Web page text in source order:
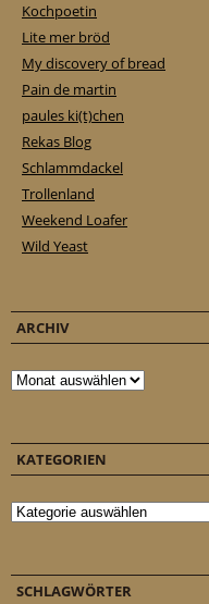
Kochpoetin
Lite mer bröd
My discovery of bread
Pain de martin
paules ki(t)chen
Rekas Blog
Schlammdackel
Trollenland
Weekend Loafer
Wild Yeast
ARCHIV
Archiv
KATEGORIEN
Kategorien
SCHLAGWÖRTER